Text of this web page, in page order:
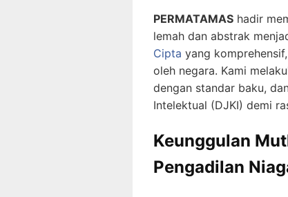
PERMATAMAS hadir
lemah dan abstrak
Cipta yang
oleh negara. Kami
dengan standar baku,
Intelektual (DJKI) demi
Keunggulan
Pengadilan